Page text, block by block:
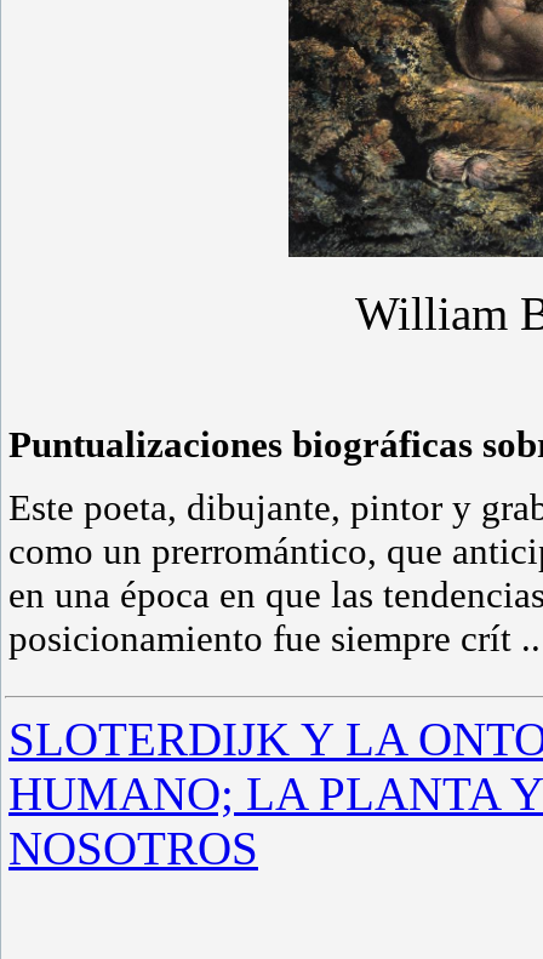
William
Puntualizaciones biográficas
Este poeta, dibujante, pintor y
como un prerromántico, que
en una época en que las
posicionamiento fue siempre crít
SLOTERDIJK Y LA
HUMANO; LA PLANTA
NOSOTROS